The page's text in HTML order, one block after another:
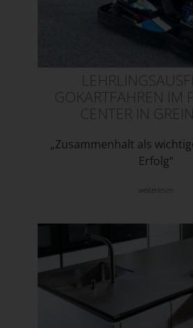
GOKARTFAHREN IM
CENTER IN
„Zusammenhalt als
Erfolg“
weiterlesen